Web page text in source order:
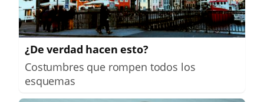
¿De verdad hacen esto?
Costumbres que rompen todos los
esquemas